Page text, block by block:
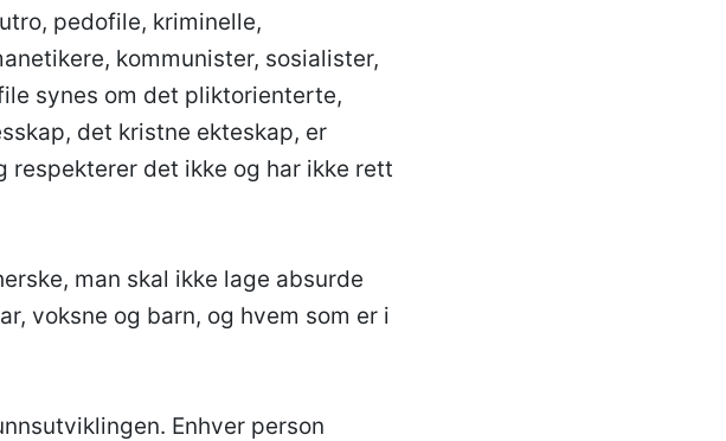
pedofile, kriminelle,
kommunister, sosialister,
synes om det pliktorienterte,
det kristne ekteskap, er
respekterer det ikke og har ikke rett
man skal ikke lage absurde
voksne og barn, og hvem som er i
Enhver person